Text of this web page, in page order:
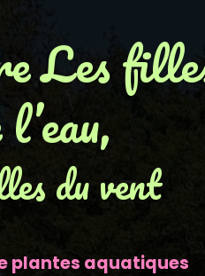
Les
du vent
plantes aquatiques